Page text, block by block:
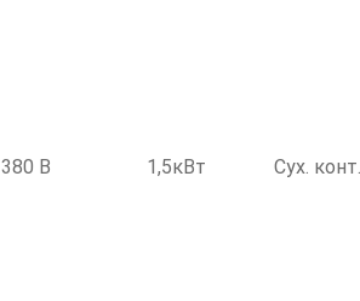
380 В 1,5кВт Сух.